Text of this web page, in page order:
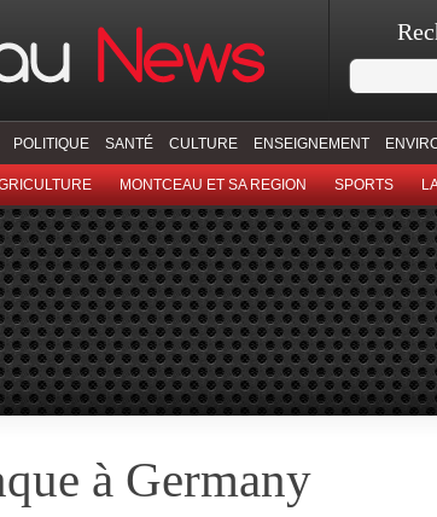
POLITIQUE SANTÉ CULTURE ENSEIGNEMENT
MONTCEAU ET SA REGION SPORTS
à Germany